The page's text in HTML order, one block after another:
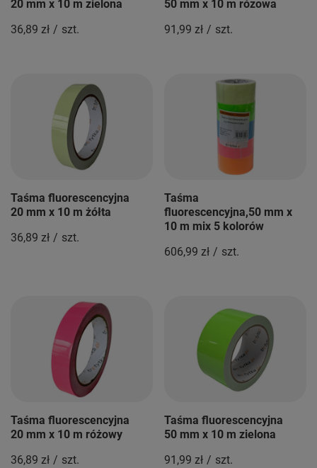
20 mm x 10 m zielona
36,89 zł / szt.
50 mm x 10 m rózowa
91,99 zł / szt.
Taśma fluorescencyjna
20 mm x 10 m żółta
36,89 zł / szt.
Taśma
fluorescencyjna,50 mm x
10 m mix 5 kolorów
606,99 zł / szt.
Taśma fluorescencyjna
20 mm x 10 m różowy
36,89 zł / szt.
Taśma fluorescencyjna
50 mm x 10 m zielona
91,99 zł / szt.